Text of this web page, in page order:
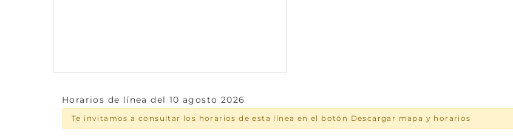
Horarios de línea del 10 agosto 2026
Te invitamos a consultar los horarios de esta línea en el botón Descargar mapa y horarios